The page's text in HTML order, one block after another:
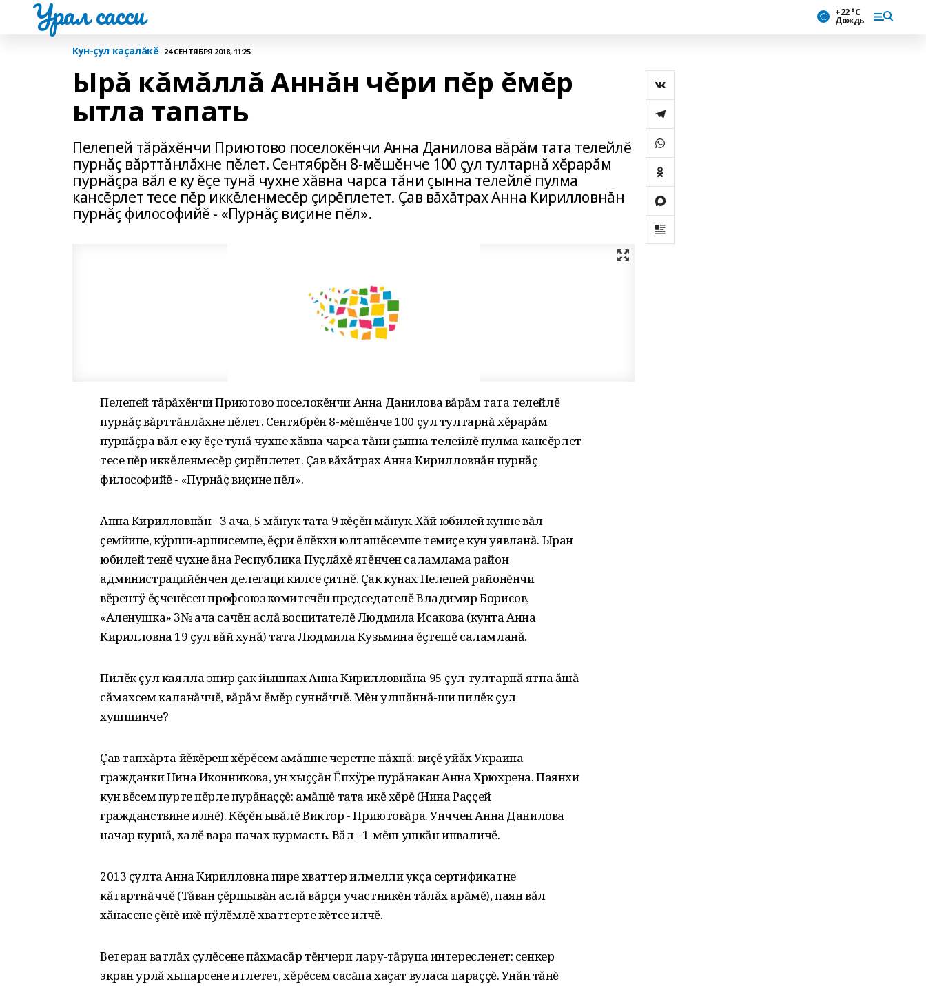
Урал сасси +22 °С
Дождь
Кун-çул каçалăкĕ 24 СЕНТЯБРЯ 2018, 11:25
Ырă кăмăллă Аннăн чĕри пĕр ĕмĕр
ытла тапать
Пелепей тăрăхĕнчи Приютово поселокĕнчи Анна Данилова вăрăм тата телейлĕ
пурнăç вăрттăнлăхне пĕлет. Cентябрĕн 8-мĕшĕнче 100 çул тултарнă хĕрарăм
пурнăçра вăл е ку ĕçе тунă чухне хăвна чарса тăни çынна телейлĕ пулма
кансĕрлет тесе пĕр иккĕленмесĕр çирĕплетет. Çав вăхăтрах Анна Кирилловнăн
пурнăç философийĕ - «Пурнăç виçине пĕл».
Пелепей тăрăхĕнчи Приютово поселокĕнчи Анна Данилова вăрăм тата телейлĕ
пурнăç вăрттăнлăхне пĕлет. Cентябрĕн 8-мĕшĕнче 100 çул тултарнă хĕрарăм
пурнăçра вăл е ку ĕçе тунă чухне хăвна чарса тăни çынна телейлĕ пулма кансĕрлет
тесе пĕр иккĕленмесĕр çирĕплетет. Çав вăхăтрах Анна Кирилловнăн пурнăç
философийĕ - «Пурнăç виçине пĕл».
Анна Кирилловнăн - 3 ача, 5 мăнук тата 9 кĕçĕн мăнук. Хăй юбилей кунне вăл
çемйипе, кÿрши-аршисемпе, ĕçри ĕлĕкхи юлташĕсемпе темиçе кун уявланă. Ыран
юбилей тенĕ чухне ăна Республика Пуçлăхĕ ятĕнчен саламлама район
администрацийĕнчен делегаци килсе çитнĕ. Çак кунах Пелепей районĕнчи
вĕрентÿ ĕçченĕсен профсоюз комитечĕн председателĕ Владимир Борисов,
«Аленушка» 3№ ача сачĕн аслă воспитателĕ Людмила Исакова (кунта Анна
Кирилловна 19 çул вăй хунă) тата Людмила Кузьмина ĕçтешĕ саламланă.
Пилĕк çул каялла эпир çак йышпах Анна Кирилловнăна 95 çул тултарнă ятпа ăшă
сăмахсем каланăччĕ, вăрăм ĕмĕр суннăччĕ. Мĕн улшăннă-ши пилĕк çул
хушшинче?
Çав тапхăрта йĕкĕреш хĕрĕсем амăшне черетпе пăхнă: виçĕ уйăх Украина
гражданки Нина Иконникова‚ ун хыççăн Ĕпхÿре пурăнакан Анна Хрюхрена. Паянхи
кун вĕсем пурте пĕрле пурăнаççĕ: амăшĕ тата икĕ хĕрĕ (Нина Раççей
гражданствине илнĕ). Кĕçĕн ывăлĕ Виктор - Приютовăра. Унччен Анна Данилова
начар курнă‚ халĕ вара пачах курмасть. Вăл - 1-мĕш ушкăн инваличĕ.
2013 çулта Анна Кирилловна пире хваттер илмелли укçа сертификатне
кăтартнăччĕ (Тăван çĕршывăн аслă вăрçи участникĕн тăлăх арăмĕ)‚ паян вăл
хăнасене çĕнĕ икĕ пÿлĕмлĕ хваттерте кĕтсе илчĕ.
Ветеран ватлăх çулĕсене пăхмасăр тĕнчери лару-тăрупа интересленет: сенкер
экран урлă хыпарсене итлетет‚ хĕрĕсем сасăпа хаçат вуласа параççĕ. Унăн тăнĕ